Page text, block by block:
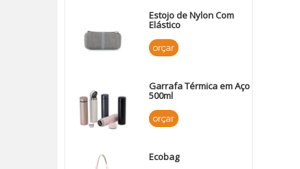
Estojo de Nylon Com
Elástico
orçar
Garrafa Térmica em Aço
500ml
orçar
Ecobag